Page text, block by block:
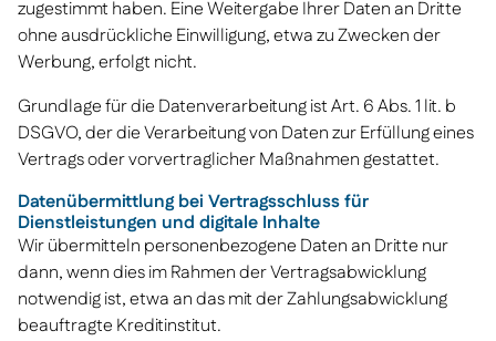
zugestimmt haben. Eine Weitergabe Ihrer Daten an Dritte
ohne ausdrückliche Einwilligung, etwa zu Zwecken der
Werbung, erfolgt nicht.
Grundlage für die Datenverarbeitung ist Art. 6 Abs. 1 lit. b
DSGVO, der die Verarbeitung von Daten zur Erfüllung eines
Vertrags oder vorvertraglicher Maßnahmen gestattet.
Datenübermittlung bei Vertragsschluss für
Dienstleistungen und digitale Inhalte
Wir übermitteln personenbezogene Daten an Dritte nur
dann, wenn dies im Rahmen der Vertragsabwicklung
notwendig ist, etwa an das mit der Zahlungsabwicklung
beauftragte Kreditinstitut.